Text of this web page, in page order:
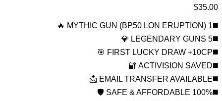
$35.00
◼️1 MYTHIC GUN (BP50 LON ERUPTION) 🔥
◼️5 LEGENDARY GUNS 💎
◼️FIRST LUCKY DRAW +10CP 🎯
◼️ACTIVISION SAVED 🔐
◼️EMAIL TRANSFER AVAILABLE 📩
◼️100% SAFE & AFFORDABLE 🛡️